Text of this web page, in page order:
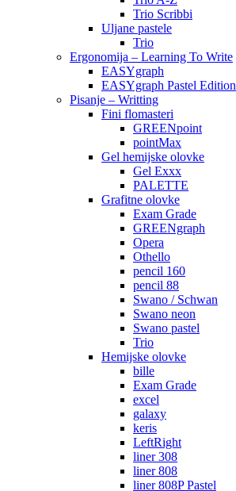
Trio Scribbi
Uljane pastele
Trio
Ergonomija – Learning To Write
EASYgraph
EASYgraph Pastel Edition
Pisanje – Writting
Fini flomasteri
GREENpoint
pointMax
Gel hemijske olovke
Gel Exxx
PALETTE
Grafitne olovke
Exam Grade
GREENgraph
Opera
Othello
pencil 160
pencil 88
Swano / Schwan
Swano neon
Swano pastel
Trio
Hemijske olovke
bille
Exam Grade
excel
galaxy
keris
LeftRight
liner 308
liner 808
liner 808P Pastel